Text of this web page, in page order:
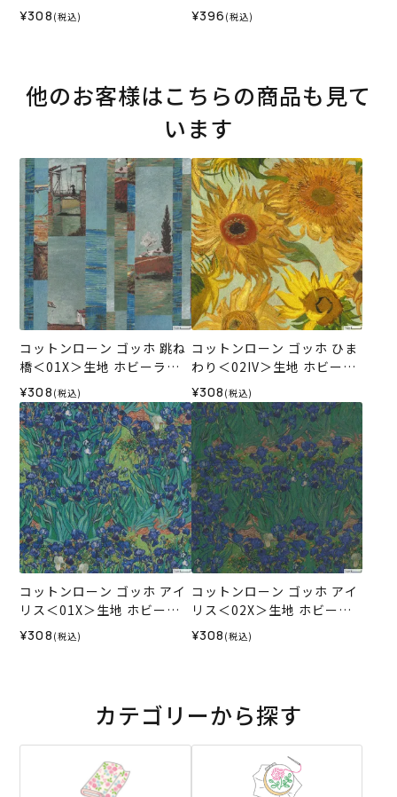
地 ホビーラホビーレデザイ
ンコレクション
¥308 (税込)
1B＞生地 ホビーラホビーレ
デザインコレクション
¥396 (税込)
他のお客様はこちらの商品も見て
います
コットンローン ゴッホ 跳ね
橋＜01X＞生地 ホビーラホ
ビーレデザインコレクショ
ン
¥308 (税込)
コットンローン ゴッホ ひま
わり＜02IV＞生地 ホビーラ
ホビーレデザインコレクシ
ョン
¥308 (税込)
コットンローン ゴッホ アイ
リス＜01X＞生地 ホビーラ
ホビーレデザインコレクシ
¥308 (税込)
コットンローン ゴッホ アイ
リス＜02X＞生地 ホビーラ
ホビーレデザインコレクシ
¥308 (税込)
カテゴリーから探す